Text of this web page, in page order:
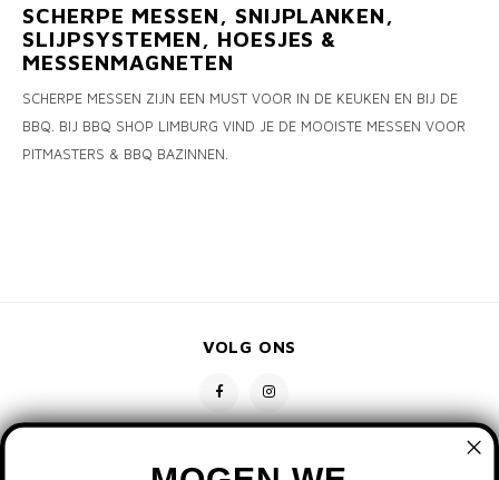
SCHERPE MESSEN, SNIJPLANKEN,
SLIJPSYSTEMEN, HOESJES &
MESSENMAGNETEN
SCHERPE MESSEN ZIJN EEN MUST VOOR IN DE KEUKEN EN BIJ DE
BBQ. BIJ BBQ SHOP LIMBURG VIND JE DE MOOISTE MESSEN VOOR
PITMASTERS & BBQ BAZINNEN.
VOLG ONS